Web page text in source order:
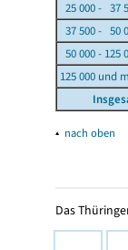
25 000 - 37
37 500 - 50
50 000 - 125
125 000 und
▴ nach oben
Das